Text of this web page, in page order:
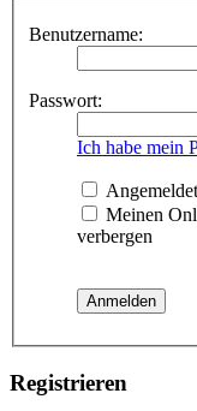
Benutzername:
Passwort:
Ich habe mein
Meinen
verbergen
Registrieren